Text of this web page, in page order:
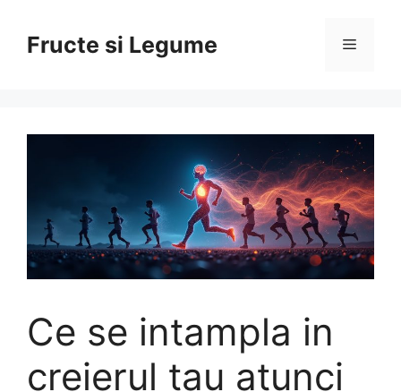
contentFructe si Legume Menu
Ce se intampla in
creierul tau atunci